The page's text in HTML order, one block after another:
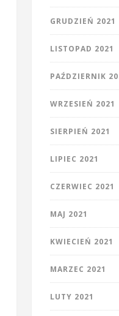
GRUDZIEŃ 2021
LISTOPAD 2021
PAŹDZIERNIK
WRZESIEŃ 2021
SIERPIEŃ 2021
LIPIEC 2021
CZERWIEC 2021
MAJ 2021
KWIECIEŃ 2021
MARZEC 2021
LUTY 2021